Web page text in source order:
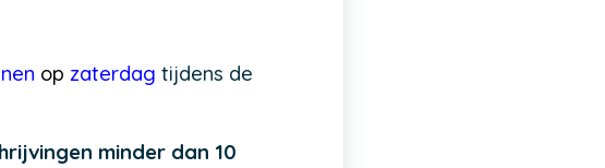
op zaterdag tijdens de
minder dan 10